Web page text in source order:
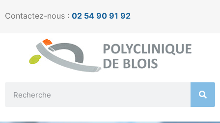
Contactez-nous : 02 54 90 91 92